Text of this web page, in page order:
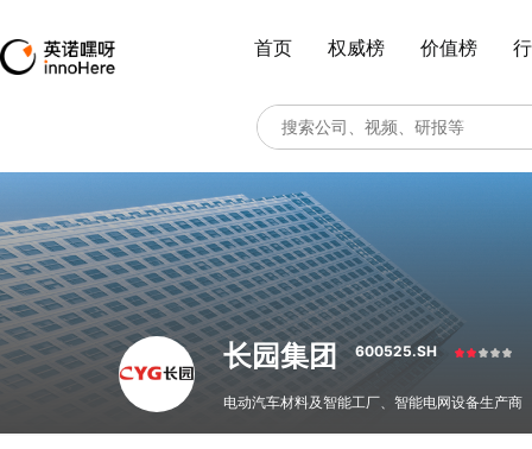
首页 权威榜 价值榜
长园集团 600525.SH
电动汽车材料及智能工厂、智能电网设备生产商